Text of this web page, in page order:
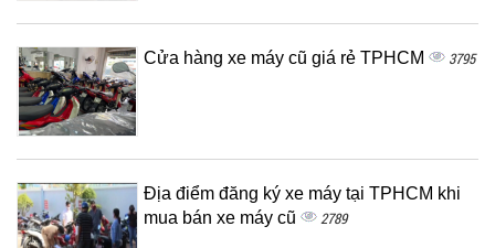
Cửa hàng xe máy cũ giá rẻ TPHCM 3795
Địa điểm đăng ký xe máy tại TPHCM khi
mua bán xe máy cũ
2789